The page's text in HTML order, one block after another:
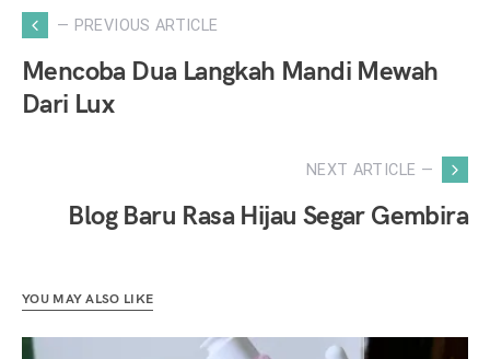
— PREVIOUS ARTICLE
Mencoba Dua Langkah Mandi Mewah
Dari Lux
NEXT ARTICLE —
Blog Baru Rasa Hijau Segar Gembira
YOU MAY ALSO LIKE